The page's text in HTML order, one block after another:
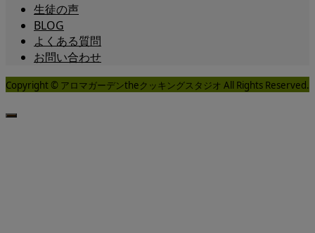
生徒の声
BLOG
よくある質問
お問い合わせ
Copyright © アロマガーデンtheクッキングスタジオ All Rights Reserved.